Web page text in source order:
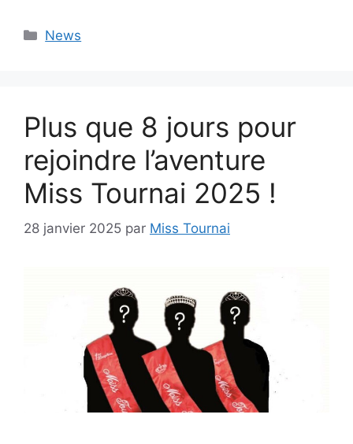
Catégories
News
Plus que 8 jours pour
rejoindre l’aventure
Miss Tournai 2025 !
28 janvier 2025 par Miss Tournai